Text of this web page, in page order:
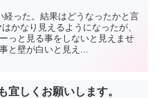
った。結果はどうなったかと言
かなり見えるようになったが、
っと見る事をしないと見えませ
と壁が白いと見え...
宜しくお願いします。